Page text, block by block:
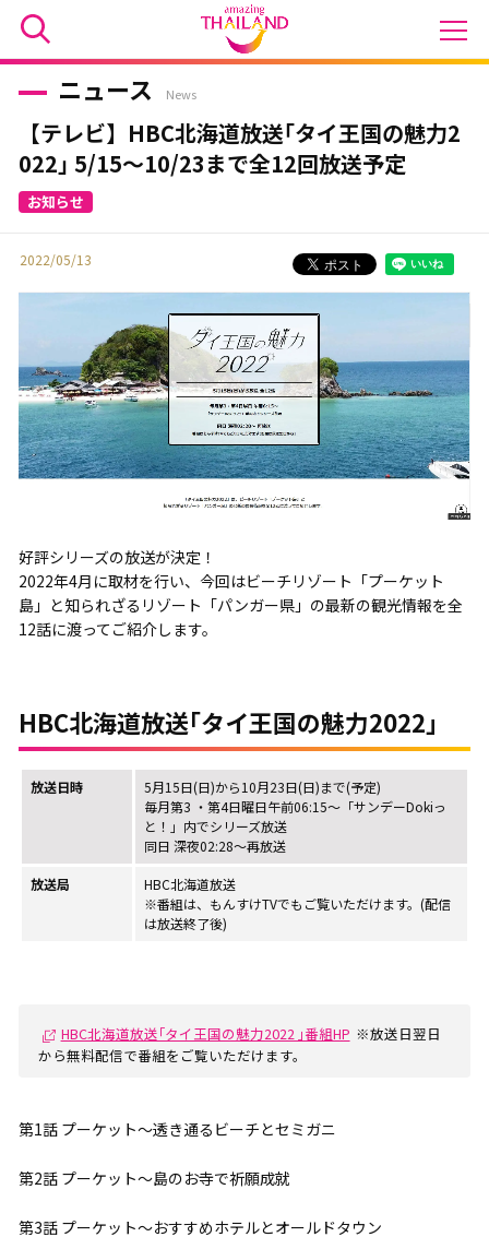
ニュース News
【テレビ】HBC北海道放送｢タイ王国の魅力2
022｣ 5/15～10/23まで全12回放送予定
2022/05/13
好評シリーズの放送が決定！
2022年4月に取材を行い、今回はビーチリゾート「プーケット
島」と知られざるリゾート「パンガー県」の最新の観光情報を全
12話に渡ってご紹介します。
HBC北海道放送｢タイ王国の魅力2022｣
放送日時
5月15日(日)から10月23日(日)まで(予定)
毎月第3 ・第4日曜日午前06:15～「サンデーDokiっ
と！」内でシリーズ放送
同日 深夜02:28～再放送
放送局
HBC北海道放送
※番組は、もんすけTVでもご覧いただけます。(配信
は放送終了後)
HBC北海道放送｢タイ王国の魅力2022 ｣番組HP ※放送日翌日
から無料配信で番組をご覧いただけます。
第1話 プーケット～透き通るビーチとセミガニ
第2話 プーケット～島のお寺で祈願成就
第3話 プーケット～おすすめホテルとオールドタウン